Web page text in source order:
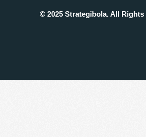
© 2025 Strategibola. All Rights